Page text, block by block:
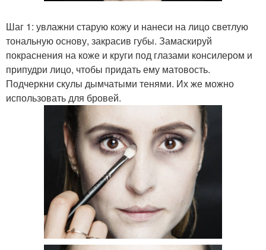
Шаг 1: увлажни старую кожу и нанеси на лицо светлую
тональную основу, закрасив губы. Замаскируй
покраснения на коже и круги под глазами консилером и
припудри лицо, чтобы придать ему матовость.
Подчеркни скулы дымчатыми тенями. Их же можно
использовать для бровей.